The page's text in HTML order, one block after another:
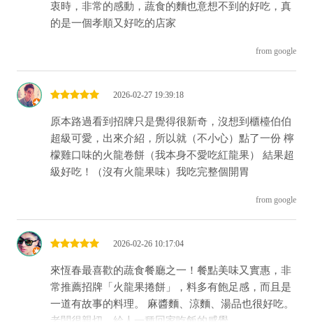
衷時，非常的感動，蔬食的麵也意想不到的好吃，真
的是一個孝順又好吃的店家
from google
2026-02-27 19:39:18
原本路過看到招牌只是覺得很新奇，沒想到櫃檯伯伯
超級可愛，出來介紹，所以就（不小心）點了一份 檸
檬雞口味的火龍卷餅（我本身不愛吃紅龍果） 結果超
級好吃！（沒有火龍果味）我吃完整個開胃
from google
2026-02-26 10:17:04
來恆春最喜歡的蔬食餐廳之一！餐點美味又實惠，非
常推薦招牌「火龍果捲餅」，料多有飽足感，而且是
一道有故事的料理。 麻醬麵、涼麵、湯品也很好吃。